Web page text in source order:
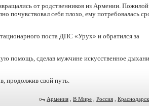
от родственников из Армении. Пожилой
почувствовал себя плохо, ему потребовалась
поста ДПС «Урух» и обратился за
помощь, сделав мужчине искусственное
продолжив свой путь.
Армения В Мире Россия